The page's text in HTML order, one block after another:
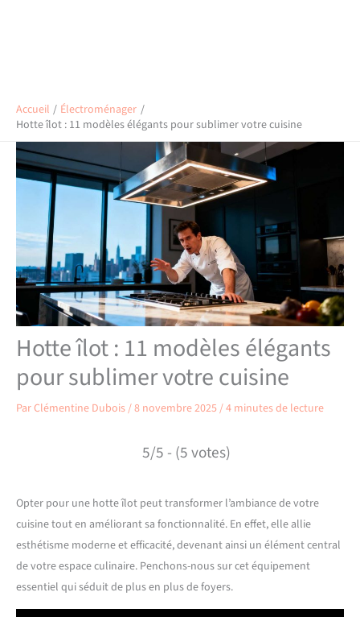
Accueil
Électroménager
Hotte îlot : 11 modèles élégants pour sublimer votre cuisine
Hotte îlot : 11 modèles élégants
pour sublimer votre cuisine
ParClémentine Dubois/8 novembre 2025/4 minutes de lecture
5/5 - (5 votes)
Opter pour une hotte îlot peut transformer l’ambiance de votre
cuisine tout en améliorant sa fonctionnalité. En effet, elle allie
esthétisme moderne et efficacité, devenant ainsi un élément central
de votre espace culinaire. Penchons-nous sur cet équipement
essentiel qui séduit de plus en plus de foyers.